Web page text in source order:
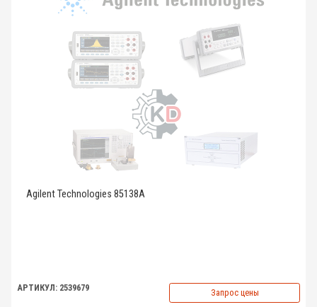
Agilent Technologies 85138A
АРТИКУЛ: 2539679 Запрос цены